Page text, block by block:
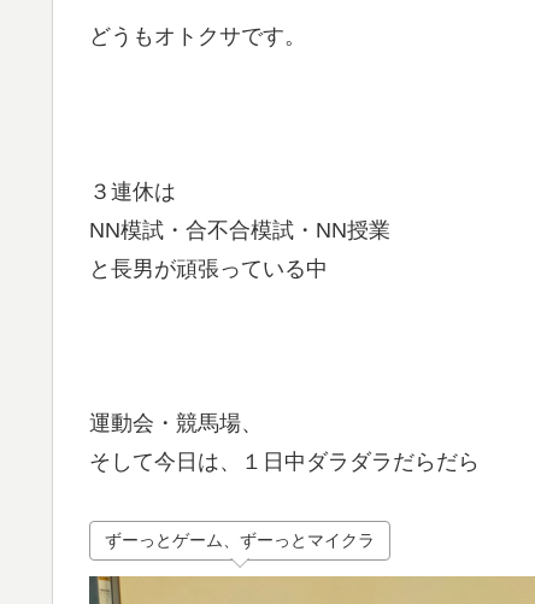
どうもオトクサです。
３連休は
NN模試・合不合模試・NN授業
と長男が頑張っている中
運動会・競馬場、
そして今日は、１日中ダラダラだらだら
ずーっとゲーム、ずーっとマイクラ